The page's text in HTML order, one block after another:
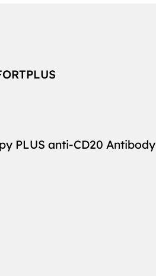
PLUS anti-CD20 Antibody